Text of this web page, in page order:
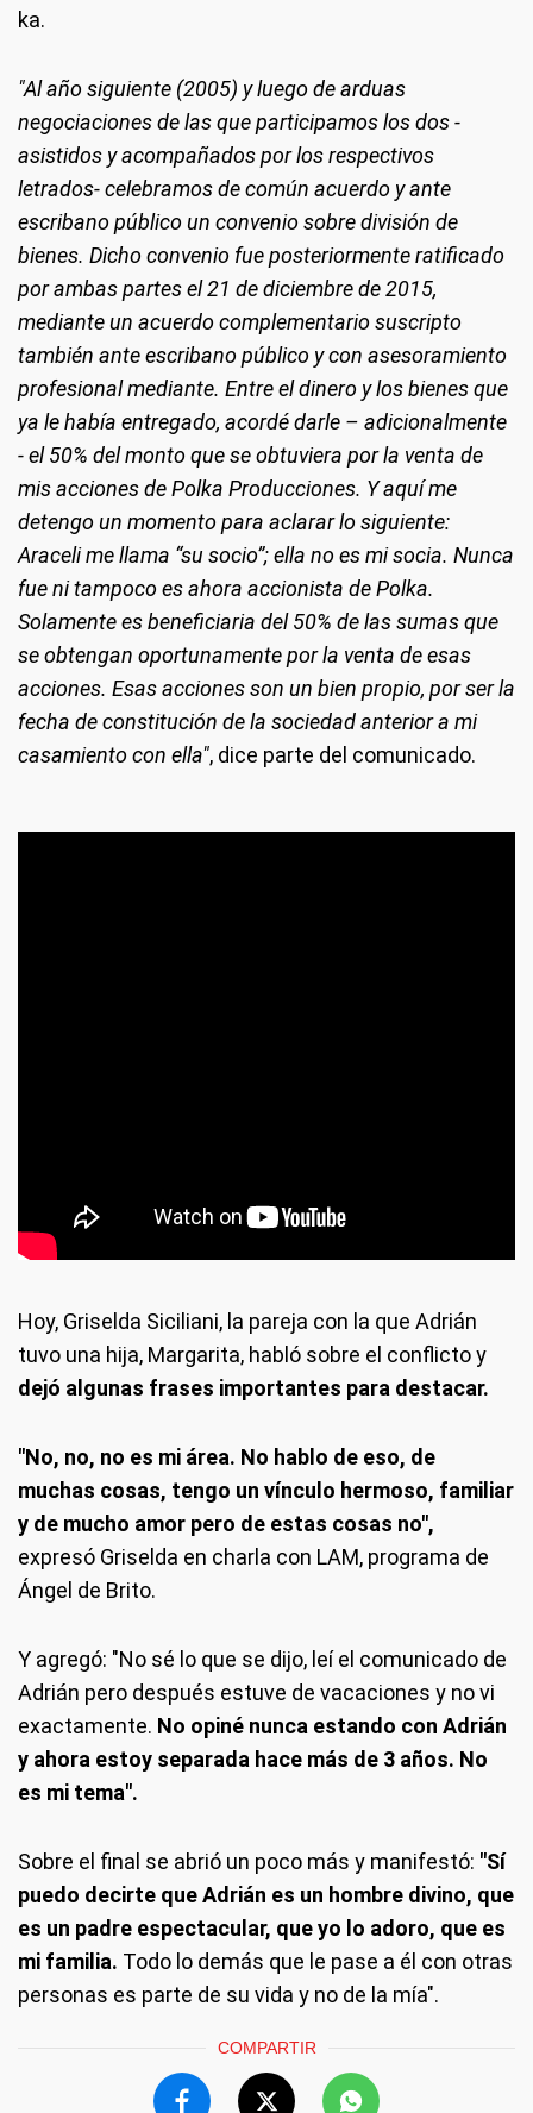
ka.
"Al año siguiente (2005) y luego de arduas
negociaciones de las que participamos los dos -
asistidos y acompañados por los respectivos
letrados- celebramos de común acuerdo y ante
escribano público un convenio sobre división de
bienes. Dicho convenio fue posteriormente ratificado
por ambas partes el 21 de diciembre de 2015,
mediante un acuerdo complementario suscripto
también ante escribano público y con asesoramiento
profesional mediante. Entre el dinero y los bienes que
ya le había entregado, acordé darle – adicionalmente
- el 50% del monto que se obtuviera por la venta de
mis acciones de Polka Producciones. Y aquí me
detengo un momento para aclarar lo siguiente:
Araceli me llama “su socio”; ella no es mi socia. Nunca
fue ni tampoco es ahora accionista de Polka.
Solamente es beneficiaria del 50% de las sumas que
se obtengan oportunamente por la venta de esas
acciones. Esas acciones son un bien propio, por ser la
fecha de constitución de la sociedad anterior a mi
casamiento con ella", dice parte del comunicado.
Hoy, Griselda Siciliani, la pareja con la que Adrián
tuvo una hija, Margarita, habló sobre el conflicto y
dejó algunas frases importantes para destacar.
"No, no, no es mi área. No hablo de eso, de
muchas cosas, tengo un vínculo hermoso, familiar
y de mucho amor pero de estas cosas no",
expresó Griselda en charla con LAM, programa de
Ángel de Brito.
Y agregó: "No sé lo que se dijo, leí el comunicado de
Adrián pero después estuve de vacaciones y no vi
exactamente. No opiné nunca estando con Adrián
y ahora estoy separada hace más de 3 años. No
es mi tema".
Sobre el final se abrió un poco más y manifestó: "Sí
puedo decirte que Adrián es un hombre divino, que
es un padre espectacular, que yo lo adoro, que es
mi familia. Todo lo demás que le pase a él con otras
personas es parte de su vida y no de la mía".
COMPARTIR